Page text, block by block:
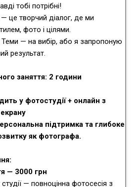
тобі потрібні!
це творчий діалог, де ми
фото і цілями.
Теми — на вибір, або я запропоную
результат.
заняття: 2 години
у фотостудії + онлайн з
підтримка та глибоке
як фотографа.
— 3000 грн
— повноцінна фотосесія з